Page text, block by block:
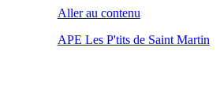
Aller au contenu
APE Les P'tits de Saint Martin